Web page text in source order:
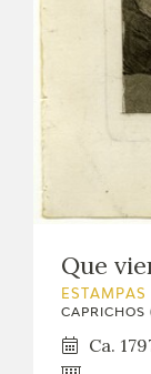
Que
ESTAMPAS
CAPRICHOS
Ca.